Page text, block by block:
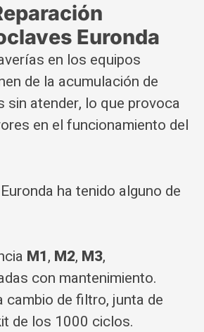
Euronda
en los equipos
de la acumulación de
sin atender, lo que provoca
en el funcionamiento del
ha tenido alguno de
M1, M2, M3,
con mantenimiento.
cambio de filtro, junta de
de los 1000 ciclos.